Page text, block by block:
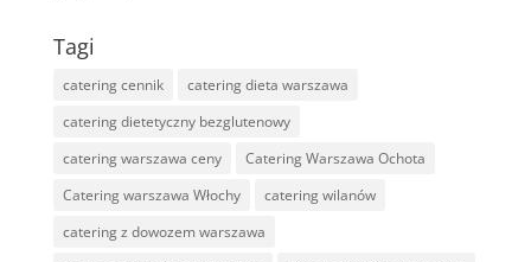
Tagi
catering cennik
catering dieta warszawa
catering dietetyczny bezglutenowy
catering warszawa ceny
Catering Warszawa Ochota
Catering warszawa Włochy
catering wilanów
catering z dowozem warszawa